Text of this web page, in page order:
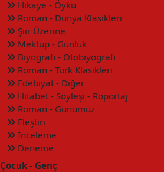
Hikaye - Öykü
Roman - Dünya Klasikleri
Şiir Üzerine
Mektup - Günlük
Biyografi - Otobiyografi
Roman - Türk Klasikleri
Edebiyat - Diğer
Hitabet - Söyleşi - Röportaj
Roman - Günümüz
Eleştiri
İnceleme
Deneme
Çocuk - Genç